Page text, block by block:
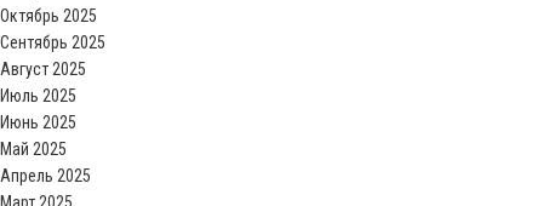
Октябрь 2025
Сентябрь 2025
Август 2025
Июль 2025
Июнь 2025
Май 2025
Апрель 2025